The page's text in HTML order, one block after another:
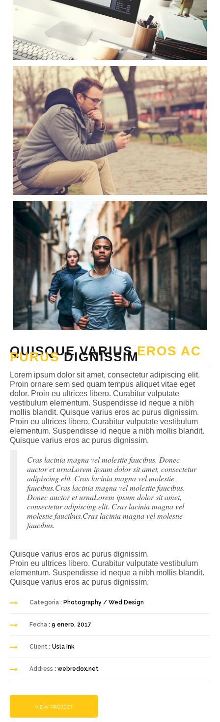
QUISQUE VARIUSEROS AC
PURUSDIGNISSIM
Lorem ipsum dolor sit amet, consectetur adipiscing elit.
Proin ornare sem sed quam tempus aliquet vitae eget
dolor. Proin eu ultrices libero. Curabitur vulputate
vestibulum elementum. Suspendisse id neque a nibh
mollis blandit. Quisque varius eros ac purus dignissim.
Proin eu ultrices libero. Curabitur vulputate vestibulum
elementum. Suspendisse id neque a nibh mollis blandit.
Quisque varius eros ac purus dignissim.
Cras lacinia magna vel molestie faucibus. Donec
auctor et urnaLorem ipsum dolor sit amet, consectetur
adipiscing elit. Cras lacinia magna vel molestie
faucibus.Cras lacinia magna vel molestie faucibus.
Donec auctor et urnaLorem ipsum dolor sit amet,
consectetur adipiscing elit. Cras lacinia magna vel
molestie faucibus.Cras lacinia magna vel molestie
faucibus.
Quisque varius eros ac purus dignissim.
Proin eu ultrices libero. Curabitur vulputate vestibulum
elementum. Suspendisse id neque a nibh mollis blandit.
Quisque varius eros ac purus dignissim.
Categoria : Photography / Wed Design
Fecha : 9 enero, 2017
Client : Usla Ink
Address : webredox.net
VIEW PROJECT